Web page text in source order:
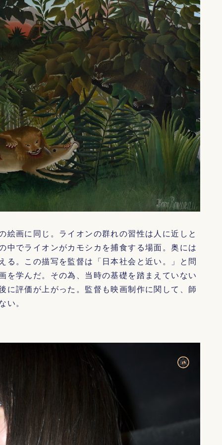
絵画に同じ。ライオンの群れの習性は人に近しと
中でライオンがカモシカを捕食する場面。奥には
る。この描写を監督は「日本社会と近い。」と問
を学んだ。その為、当時の基礎を踏まえていない
に評価が上がった。監督も映画制作に関して、師
。